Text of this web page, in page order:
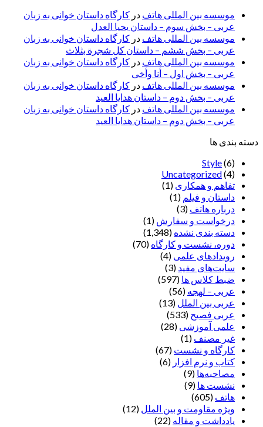
موسسه بین المللی هاتف در کارگاه داستان خوانی به زبان
عربی – بخش سوم – داستان یحیا العدل
موسسه بین المللی هاتف در کارگاه داستان خوانی به زبان
عربی – بخش ششم – داستان کل شجرة بثلاث
موسسه بین المللی هاتف در کارگاه داستان خوانی به زبان
عربی – بخش اول – أنا وأخی
موسسه بین المللی هاتف در کارگاه داستان خوانی به زبان
عربی – بخش دوم – داستان هدایا العید
موسسه بین المللی هاتف در کارگاه داستان خوانی به زبان
عربی – بخش دوم – داستان هدایا العید
دسته بندی ها
Style(6)
Uncategorized(4)
تفاهم و همکاری (1)
داستان و فیلم (1)
درباره هاتف (3)
درخواست و سفارش (1)
دسته بندی نشده (1,348)
دوره، نشست و کارگاه (70)
رویدادهای علمی (4)
سایت‌های مفید (3)
ضبط کلاس ها (597)
عربی – لهجه (56)
عربی بین الملل (13)
عربی فصیح (533)
علمی آموزشی (28)
غير مصنف (1)
کارگاه و نشست (67)
کتاب و نرم افزار (6)
مصاحبه‌ها (9)
نشست ها (9)
هاتف (605)
ویژه مقاومت و بین الملل (12)
یادداشت‌ و مقاله (22)